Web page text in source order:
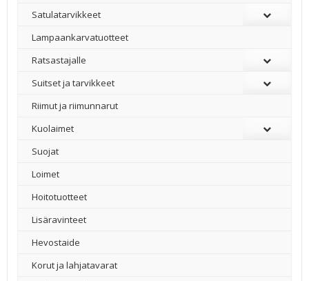
Satulatarvikkeet
–
Lampaankarvatuotteet
Ratsastajalle
Suitset ja tarvikkeet
Riimut ja riimunnarut
Kuolaimet
Suojat
Loimet
Hoitotuotteet
Lisäravinteet
Hevostaide
Korut ja lahjatavarat